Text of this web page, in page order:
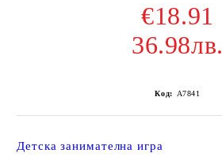
€18.91
36.98лв.
Код: A7841
Детска занимателна игра